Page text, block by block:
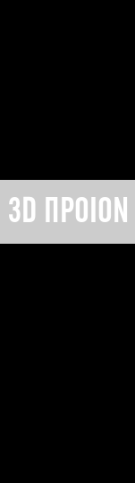
3D ΠΡΟΙΟΝ